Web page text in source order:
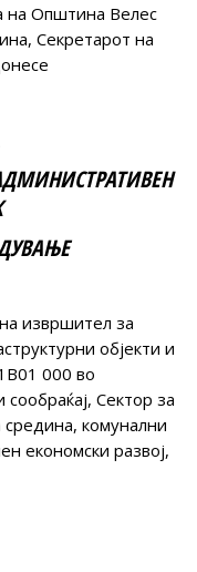
на Општина Велес
Секретарот на
на извршител за
објекти и
000 во
Сектор за
комунални
економски развој,